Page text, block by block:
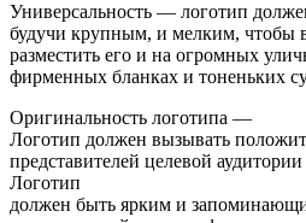
Универсальность ― логотип
будучи крупным, и мелким, чтобы
разместить его и на огромных
фирменных бланках и тоненьких
Оригинальность логотипа —
Логотип должен вызывать
представителей целевой
Логотип
должен быть ярким и